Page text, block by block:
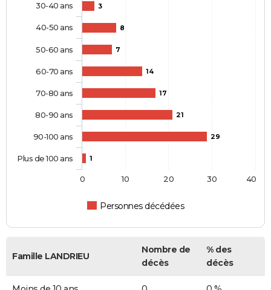
3
8
7
14
17
21
29
1
Personnes décédées
30-40 ans
40-50 ans
50-60 ans
60-70 ans
70-80 ans
80-90 ans
90-100 ans
Plus de 100 ans
0 10 20 30 40
Famille LANDRIEU
Nombre de
décès
% des
décès